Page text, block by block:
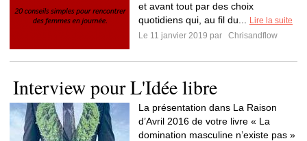
et avant tout par des choix
quotidiens qui, au fil du...
Lire la suite
Le 11 janvier 2019 par
Chrisandflow
Interview pour L'Idée libre
La présentation dans La Raison
d’Avril 2016 de votre livre « La
domination masculine n’existe pas »